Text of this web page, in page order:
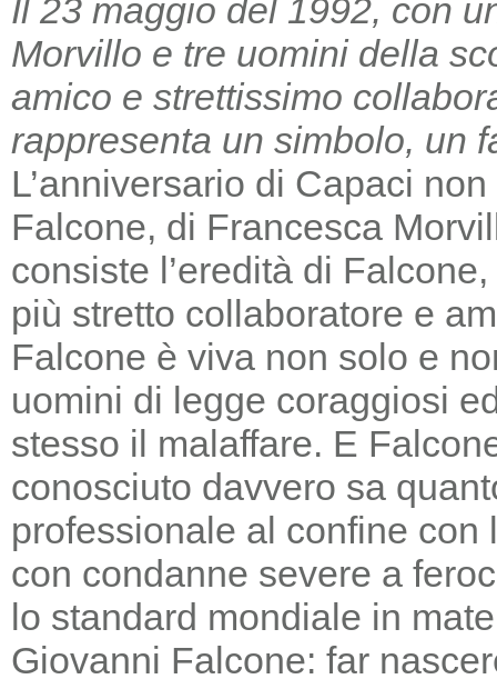
Il 23 maggio del 1992, con
Morvillo e tre uomini della
amico e strettissimo
rappresenta un simbolo, un
L’anniversario di Capaci
Falcone, di Francesca
consiste l’eredità di
più stretto collaboratore e
Falcone è viva non solo e
uomini di legge coraggiosi
stesso il malaffare. E
conosciuto davvero sa
professionale al confine
con condanne severe a
lo standard mondiale in
Giovanni Falcone: far